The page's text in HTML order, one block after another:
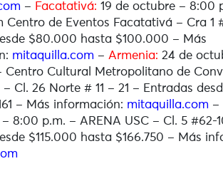
– Facatativá: 19 de octubre – 8:00
Centro de Eventos Facatativá – Cra 1
$80.000 hasta $100.000 – Más
mitaquilla.com –Armenia: 24 de
Centro Cultural Metropolitano de
Cl. 26 Norte # 11 – 21 – Entradas
– Más información: mitaquilla.com –
8:00 p.m. – ARENA USC – Cl. 5 #62-
$115.000 hasta $166.750 – Más